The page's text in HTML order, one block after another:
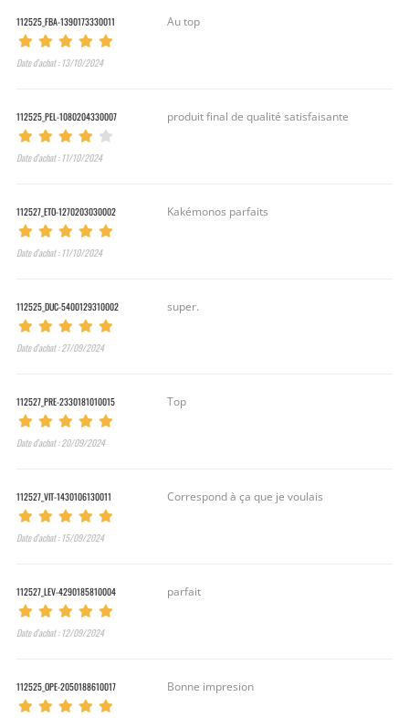
112525_FBA-1390173330011
Date d’achat : 13/10/2024
Au top
112525_PEL-1080204330007
Date d’achat : 11/10/2024
produit final de qualité satisfaisante
112527_ETO-1270203030002
Date d’achat : 11/10/2024
Kakémonos parfaits
112525_DUC-5400129310002
Date d’achat : 27/09/2024
super.
112527_PRE-2330181010015
Date d’achat : 20/09/2024
Top
112527_VIT-1430106130011
Date d’achat : 15/09/2024
Correspond à ça que je voulais
112527_LEV-4290185810004
Date d’achat : 12/09/2024
parfait
112525_OPE-2050188610017 Bonne impresion